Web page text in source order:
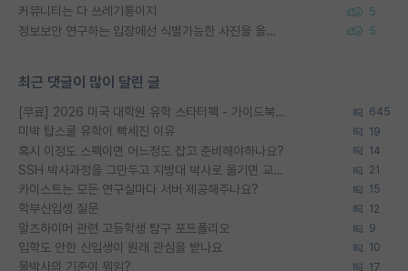
커뮤니티는 다 쓰레기통이지 5
정보보안 연구하는 입장에선 식별가능한 사진을 올리는건 비추이긴함 5
최근 댓글이 많이 달린 글
[무료] 2026 미국 대학원 유학 스타터팩 - 가이드북 & 합격자 컨택메일 템플릿 645
미박 탑스쿨 유학이 빡세진 이유 19
혹시 이정도 스펙이면 어느정도 잡고 준비해야하나요? 14
SSH 박사과정을 그만두고 지방대 박사로 옮기면 교수의 꿈은 끝일까요? 21
카이스트는 모든 연구실마다 서버 제공해주나요? 15
학부신입생 질문 12
알츠하이머 관련 고등학생 탐구 포트폴리오 9
입학도 안한 신입생이 원래 관심을 받나요 10
물박사의 기준이 뭐임? 17